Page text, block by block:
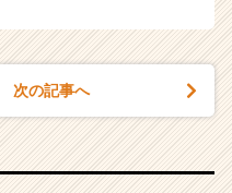
次の記事へ